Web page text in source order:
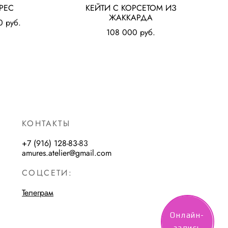
Онлайн-
pуб.
КЕЙТИ С КОРСЕТОМ ИЗ
ЖАККАРДА
108 000 pуб.
КОНТАКТЫ
+7 (916) 128-83-83
amures.atelier@gmail.com
СОЦСЕТИ:
Телеграм